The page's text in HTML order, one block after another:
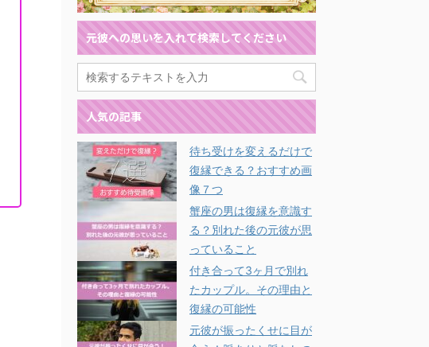
元彼への思いを入れて検索してください
人気の記事
待ち受けを変えるだけで
復縁できる？おすすめ画
像７つ
蟹座の男は復縁を意識す
る？別れた後の元彼が思
っていること
付き合って3ヶ月で別れ
たカップル。その理由と
復縁の可能性
元彼が振ったくせに目が